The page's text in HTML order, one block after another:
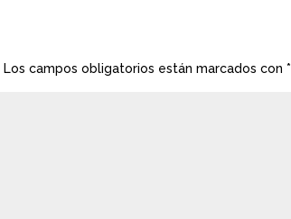
Los campos obligatorios están marcados con*